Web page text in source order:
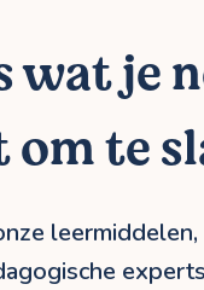
wat je
om te